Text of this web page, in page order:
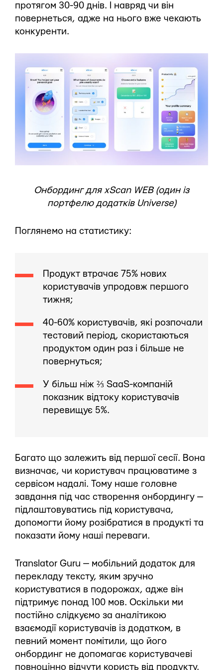
протягом 30-90 днів. І навряд чи він
повернеться, адже на нього вже чекають
конкуренти.
Онбординг для xScan WEB (один із
портфелю додатків Universe)
Поглянемо на статистику:
Продукт втрачає 75% нових
користувачів упродовж першого
тижня;
40-60% користувачів, які розпочали
тестовий період, скористаються
продуктом один раз і більше не
повернуться;
У більш ніж ⅔ SaaS-компаній
показник відтоку користувачів
перевищує 5%.
Багато що залежить від першої сесії. Вона
визначає, чи користувач працюватиме з
сервісом надалі. Тому наше головне
завдання під час створення онбордингу —
підлаштовуватись під користувача,
допомогти йому розібратися в продукті та
показати йому наші переваги.
Translator Guru — мобільний додаток для
перекладу тексту, яким зручно
користуватися в подорожах, адже він
підтримує понад 100 мов. Оскільки ми
постійно слідкуємо за аналітикою
взаємодії користувачів із додатком, в
певний момент помітили, що його
онбординг не допомагає користувачеві
повноцінно відчути користь від продукту.